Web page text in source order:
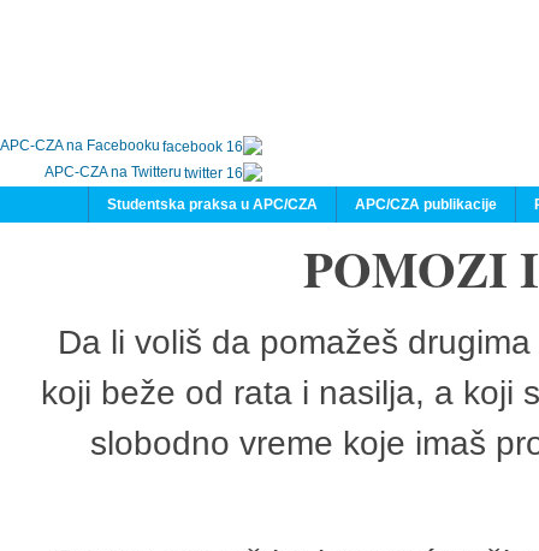
APC-CZA na Facebooku
APC-CZA na Twitteru
APC/CZA publikacije
Studentska praksa u APC/CZA
POMOZI
Da li voliš da pomažeš
koji beže od rata i nasilja, a koji
slobodno vreme koje imaš